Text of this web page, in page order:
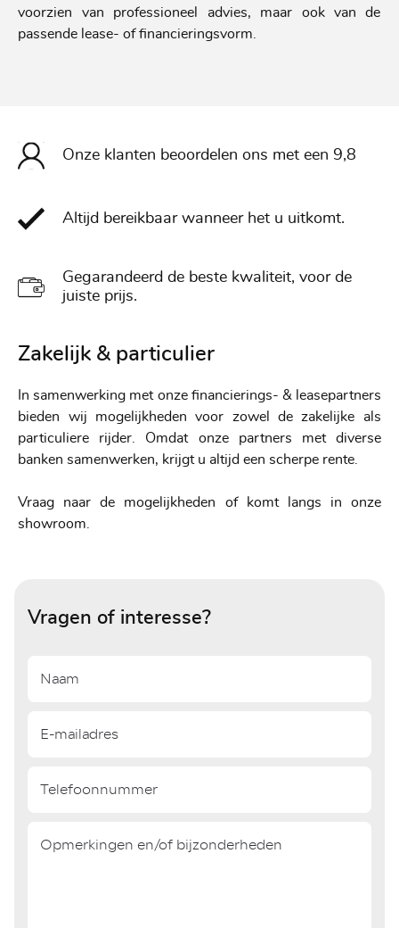
voorzien van professioneel advies, maar ook van de
passende lease- of financieringsvorm.
Onze klanten beoordelen ons met een 9,8
Altijd bereikbaar wanneer het u uitkomt.
Gegarandeerd de beste kwaliteit, voor de
juiste prijs.
Zakelijk & particulier
In samenwerking met onze financierings- & leasepartners
bieden wij mogelijkheden voor zowel de zakelijke als
particuliere rijder. Omdat onze partners met diverse
banken samenwerken, krijgt u altijd een scherpe rente.
Vraag naar de mogelijkheden of komt langs in onze
showroom.
Vragen of interesse?